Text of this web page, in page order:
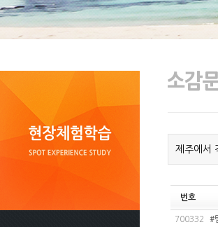
제주에서
번호
700332 #